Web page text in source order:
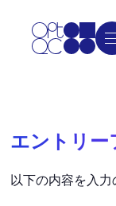
エントリー
以下の内容を入力